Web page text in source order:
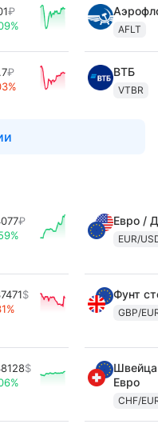
₽
AFLT
₽
ВТБ
VTBR
₽
Евро /
EUR/
$
Фунт
GBP/
$
Евро
CHF/